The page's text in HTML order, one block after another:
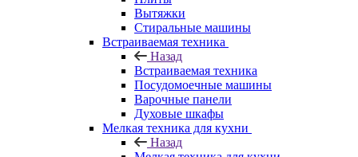
Вытяжки
Стиральные машины
Встраиваемая техника
Назад
Встраиваемая техника
Посудомоечные машины
Варочные панели
Духовые шкафы
Мелкая техника для кухни
Назад